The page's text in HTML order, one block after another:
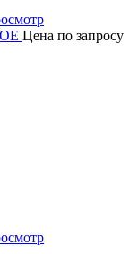
Цена по запросу